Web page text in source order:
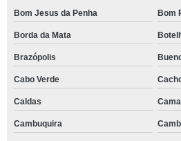
Bom Jesus da Penha Bom
Borda da Mata
Brazópolis
Cabo Verde
Caldas
Cambuquira